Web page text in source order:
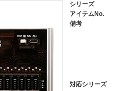
シリーズ
アイテムNo.
備考
対応シリーズ